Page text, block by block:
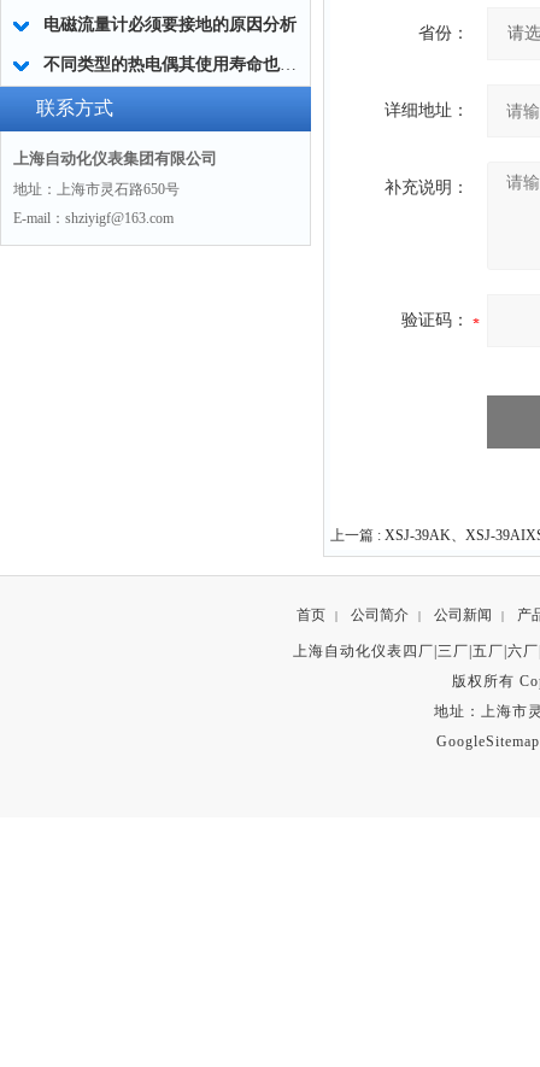
电磁流量计必须要接地的原因分析
不同类型的热电偶其使用寿命也不相同
联系方式
上海自动化仪表集团有限公司
地址：上海市灵石路650号
E-mail：shziyigf@163.com
省份：
详细地址：
补充说明：
验证码：
上一篇 : XSJ-39AK、XSJ-
首页 | 公司简介 | 公司新闻 | 产
上海自动化仪表四厂|三厂|五厂|六
版权所有
地址：上海市
GoogleSitemap